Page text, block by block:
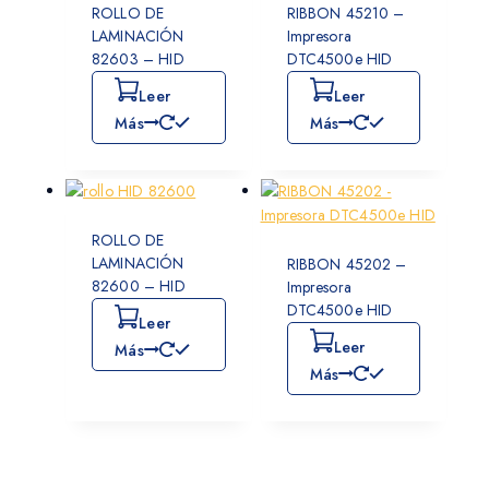
ROLLO DE
LAMINACIÓN
82603 – HID
Leer
Más
RIBBON 45210 –
Impresora
DTC4500e HID
Leer
Más
ROLLO DE
LAMINACIÓN
82600 – HID
Leer
Más
RIBBON 45202 –
Impresora
DTC4500e HID
Leer
Más